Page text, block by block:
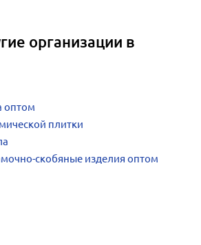
организации в
оптом
плитки
скобяные изделия оптом